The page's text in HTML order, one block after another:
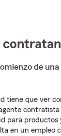
de
tiene que ver
para productos
en un empleo